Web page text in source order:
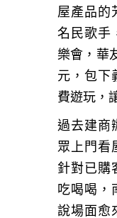
屋產品的
名民歌手
樂會，華
元，包下
費遊玩，
過去建商
眾上門看
針對已購
吃喝喝，
說場面愈